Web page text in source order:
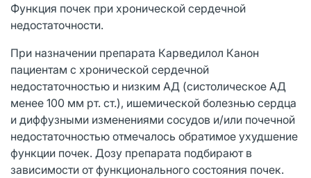
Функция почек при хронической сердечной
недостаточности.
При назначении препарата Карведилол Канон
пациентам с хронической сердечной
недостаточностью и низким АД (систолическое АД
менее 100 мм рт. ст.), ишемической болезнью сердца
и диффузными изменениями сосудов и/или почечной
недостаточностью отмечалось обратимое ухудшение
функции почек. Дозу препарата подбирают в
зависимости от функционального состояния почек.